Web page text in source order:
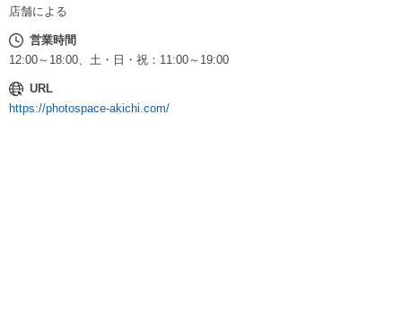
店舗による
営業時間
12:00～18:00、土・日・祝：11:00～19:00
URL
https://photospace-akichi.com/